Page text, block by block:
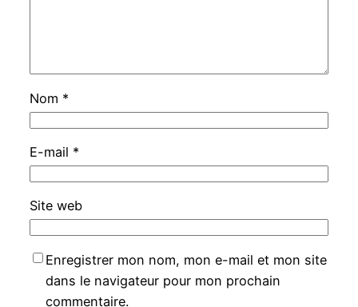
Nom *
E-mail *
Site web
Enregistrer mon nom, mon e-mail et mon site
dans le navigateur pour mon prochain
commentaire.